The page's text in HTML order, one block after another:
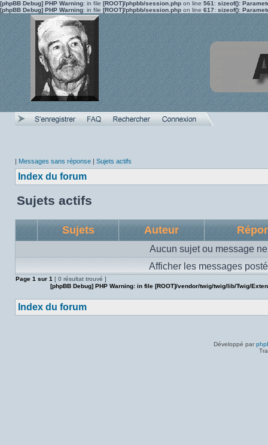
[phpBB Debug] PHP Warning: in file [ROOT]/phpbb/session.php on line 561 : sizeof():
[phpBB Debug] PHP Warning: in file [ROOT]/phpbb/session.php on line 617: sizeof():
| Messages sans réponse | Sujets actifs
Index du forum
Sujets actifs
Sujets Auteur
Aucun sujet ou message
Afficher les messages
Page 1 sur 1 [ 0 résultat trouvé ]
[phpBB Debug] PHP Warning: in file [ROOT]/vendor/twig/twig/lib/Twig/
Index du forum
Développé par